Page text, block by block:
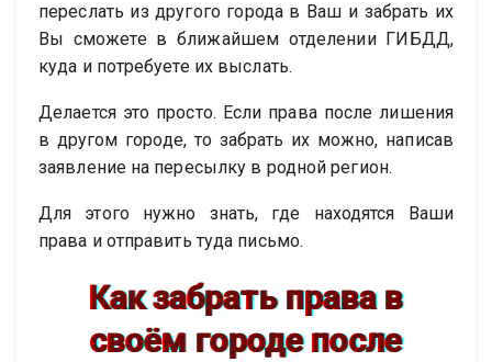
переслать из другого города в Ваш и забрать их
Вы сможете в ближайшем отделении ГИБДД,
куда и потребуете их выслать.
Делается это просто. Если права после лишения
в другом городе, то забрать их можно, написав
заявление на пересылку в родной регион.
Для этого нужно знать, где находятся Ваши
права и отправить туда письмо.
Как забрать права в
своём городе после